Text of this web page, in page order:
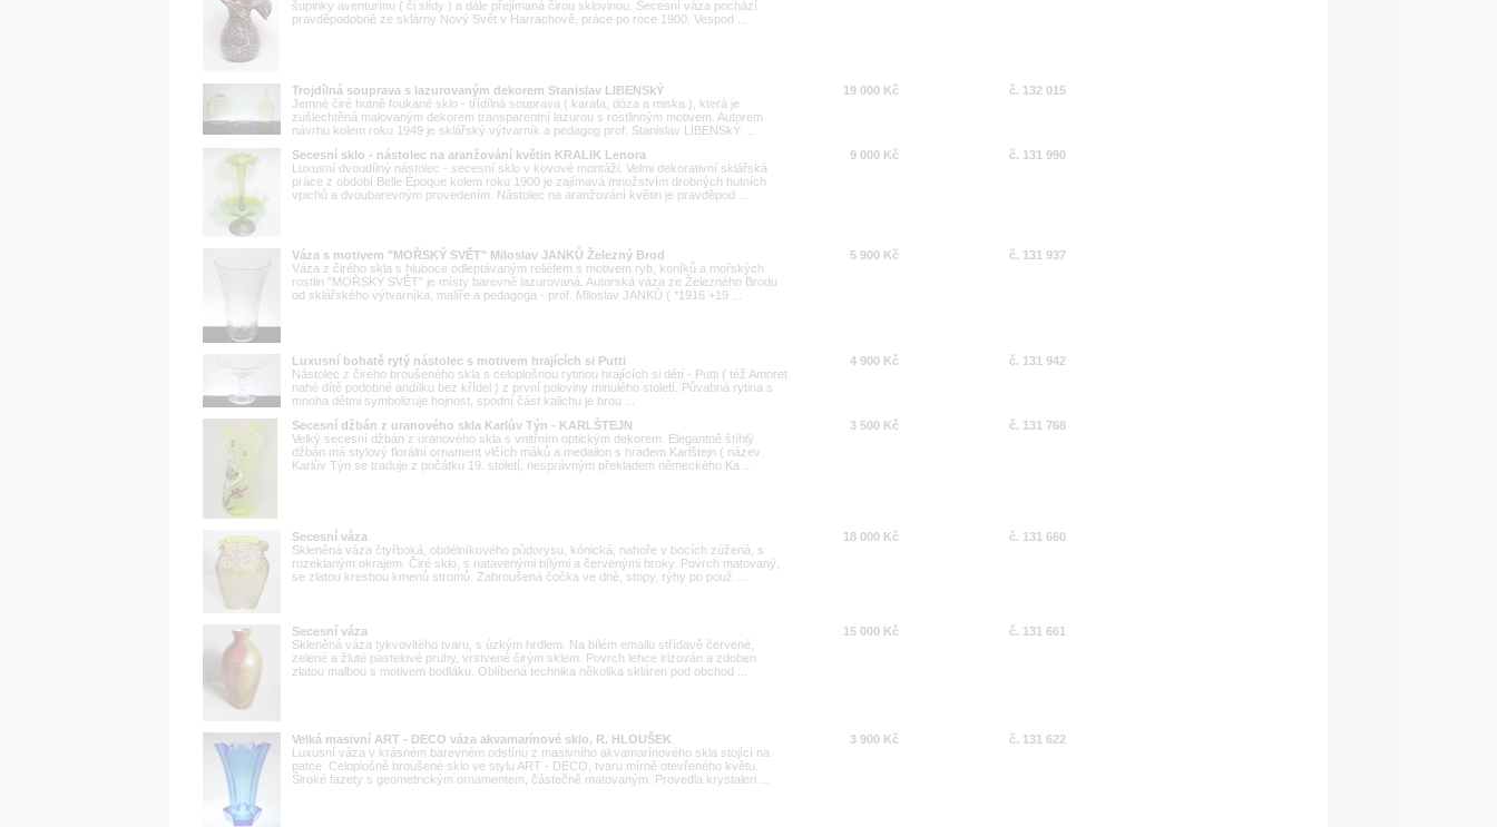
šupinky aventurínu ( či slídy ) a dále přejímaná čirou sklovinou. Secesní váza pochází
pravděpodobně ze sklárny Nový Svět v Harrachově, práce po roce 1900. Vespod ...
Trojdílná souprava s lazurovaným dekorem Stanislav LIBENSkÝ
Jemné čiré hutně foukané sklo - třídílná souprava ( karafa, dóza a miska ), která je
zušlechtěná malovaným dekorem transparentní lazurou s rostlinným motivem. Autorem
návrhu kolem roku 1949 je sklářský výtvarník a pedagog prof. Stanislav LIBENSkÝ ...
19 000 Kč č. 132 015
Secesní sklo - nástolec na aranžování květin KRALIK Lenora
Luxusní dvoudílný nástolec - secesní sklo v kovové montáži. Velmi dekorativní sklářská
práce z období Belle Époque kolem roku 1900 je zajímavá množstvím drobných hutních
vpichů a dvoubarevným provedením. Nástolec na aranžování květin je pravděpod ...
9 000 Kč č. 131 990
Váza s motivem "MOŘSKÝ SVĚT" Miloslav JANKŮ Železný Brod
Váza z čirého skla s hluboce odleptávaným reliéfem s motivem ryb, koníků a mořských
rostlin "MOŘSKÝ SVĚT" je místy barevně lazurovaná. Autorská váza ze Železného Brodu
od sklářského výtvarníka, malíře a pedagoga - prof. Miloslav JANKŮ ( *1916 +19 ...
5 900 Kč č. 131 937
Luxusní bohatě rytý nástolec s motivem hrajících si Putti
Nástolec z čirého broušeného skla s celoplošnou rytinou hrajících si dětí - Putti ( též Amoret
nahé dítě podobné andílku bez křídel ) z první poloviny minulého století. Půvabná rytina s
mnoha dětmi symbolizuje hojnost, spodní část kalichu je brou ...
4 900 Kč č. 131 942
Secesní džbán z uranového skla Karlův Týn - KARLŠTEJN
Velký secesní džbán z uranového skla s vnitřním optickým dekorem. Elegantně štíhlý
džbán má stylový florální ornament vlčích máků a medailon s hradem Karlštejn ( název
Karlův Týn se traduje z počátku 19. století, nesprávným překladem německého Ka ...
3 500 Kč č. 131 768
Secesní váza
Skleněná váza čtyřboká, obdélníkového půdorysu, kónická, nahoře v bocích zúžená, s
rozeklaným okrajem. Čiré sklo, s natavenými bílými a červenými broky. Povrch matovaný,
se zlatou kresbou kmenů stromů. Zabroušená čočka ve dně, stopy, rýhy po použ ...
18 000 Kč č. 131 660
Secesní váza
Skleněná váza tykvovitého tvaru, s úzkým hrdlem. Na bílém emailu střídavě červené,
zelené a žluté pastelové pruhy, vrstvené čirým sklem. Povrch lehce irizován a zdoben
zlatou malbou s motivem bodláku. Oblíbená technika několika skláren pod obchod ...
15 000 Kč č. 131 661
Velká masivní ART - DECO váza akvamarínové sklo, R. HLOUŠEK
Luxusní váza v krásném barevném odstínu z masivního akvamarínového skla stojící na
patce. Celoplošně broušené sklo ve stylu ART - DECO, tvaru mírně otevřeného květu.
Široké fazety s geometrickým ornamentem, částečně matovaným. Provedla krystaleri ...
3 900 Kč č. 131 622